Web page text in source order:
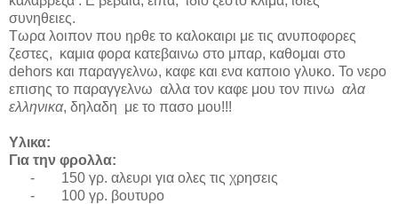
συνηθειες.
Τωρα λοιπον που ηρθε το καλοκαιρι με τις ανυποφορες
ζεστες, καμια φορα κατεβαινω στο μπαρ, καθομαι στο
dehors και παραγγελνω, καφε και ενα καποιο γλυκο. Το νερο
επισης το παραγγελνω αλλα τον καφε μου τον πινω αλα
ελληνικα, δηλαδη με το πασο μου!!!
Υλικα:
Για την φρολλα:
-
150 γρ. αλευρι για ολες τις χρησεις
-
100 γρ. βουτυρο